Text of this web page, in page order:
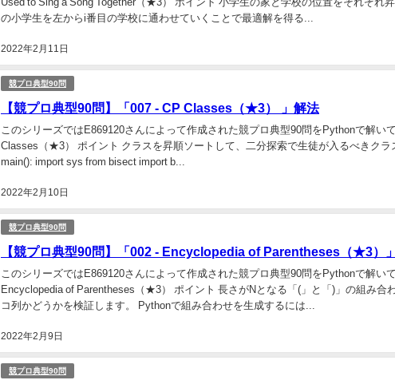
2022年2月11日
Used to Sing a Song Together（★3） ポイント 小学生の家と学校の位置をそれぞれ
の小学生を左からi番目の学校に通わせていくことで最適解を得る...
競プロ典型90問
【競プロ典型90問】「007 - CP Classes（★3） 」解法
2022年2月10日
このシリーズではE869120さんによって作成された競プロ典型90問をPythonで解い
Classes（★3） ポイント クラスを昇順ソートして、二分探索で生徒が入るべきクラ
main(): import sys from bisect import b...
競プロ典型90問
【競プロ典型90問】「002 - Encyclopedia of Parentheses（★3）
2022年2月9日
このシリーズではE869120さんによって作成された競プロ典型90問をPythonで解い
Encyclopedia of Parentheses（★3） ポイント 長さがNとなる「(」と「)」の組み合
コ列かどうかを検証します。 Pythonで組み合わせを生成するには...
競プロ典型90問